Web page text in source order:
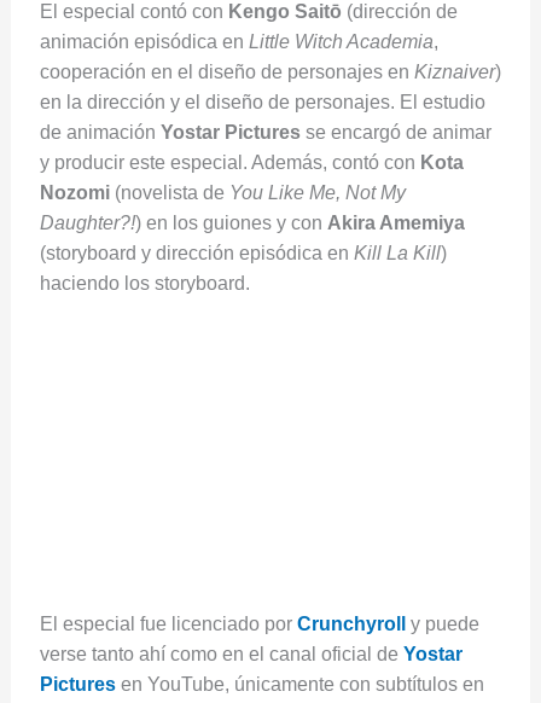
El especial contó con Kengo Saitō (dirección de
animación episódica en Little Witch Academia,
cooperación en el diseño de personajes en Kiznaiver)
en la dirección y el diseño de personajes. El estudio
de animación Yostar Picturesse encargó de animar
y producir este especial. Además, contó con Kota
Nozomi(novelista de You Like Me, Not My
Daughter?!) en los guiones y con Akira Amemiya
(storyboard y dirección episódica en Kill La Kill)
haciendo los storyboard.
El especial fue licenciado por Crunchyroll
y puede
verse tanto ahí como en el canal oficial de Yostar
Picturesen YouTube, únicamente con subtítulos en